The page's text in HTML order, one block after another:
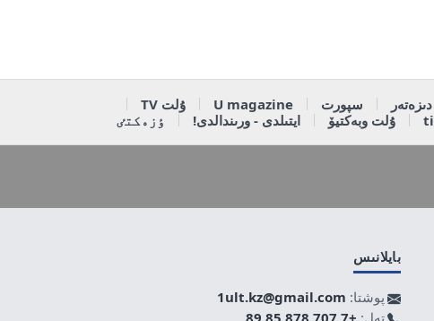
دىزەتەر سپورت U magazine
ۇلت TV
ۇلت وبەكتيۆ ايتىلدى - ورىندالدى! ٶزەكتٸ
بايلانىس
پوشتا: 1ult.kz@gmail.com
تەل: +7 707 878 85 89